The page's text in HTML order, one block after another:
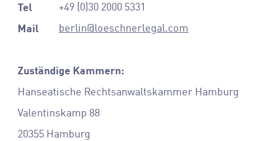
Tel
+49 (0)30 2000 5331
Mail
berlin@loeschnerlegal.com
Zuständige Kammern:
Hanseatische Rechtsanwaltskammer Hamburg
Valentinskamp 88
20355 Hamburg